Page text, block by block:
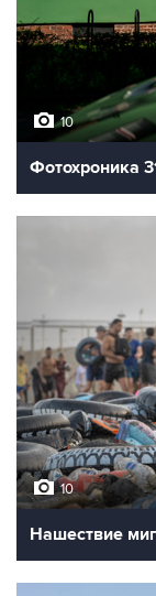
10
Фотохроника
10
Нашествие